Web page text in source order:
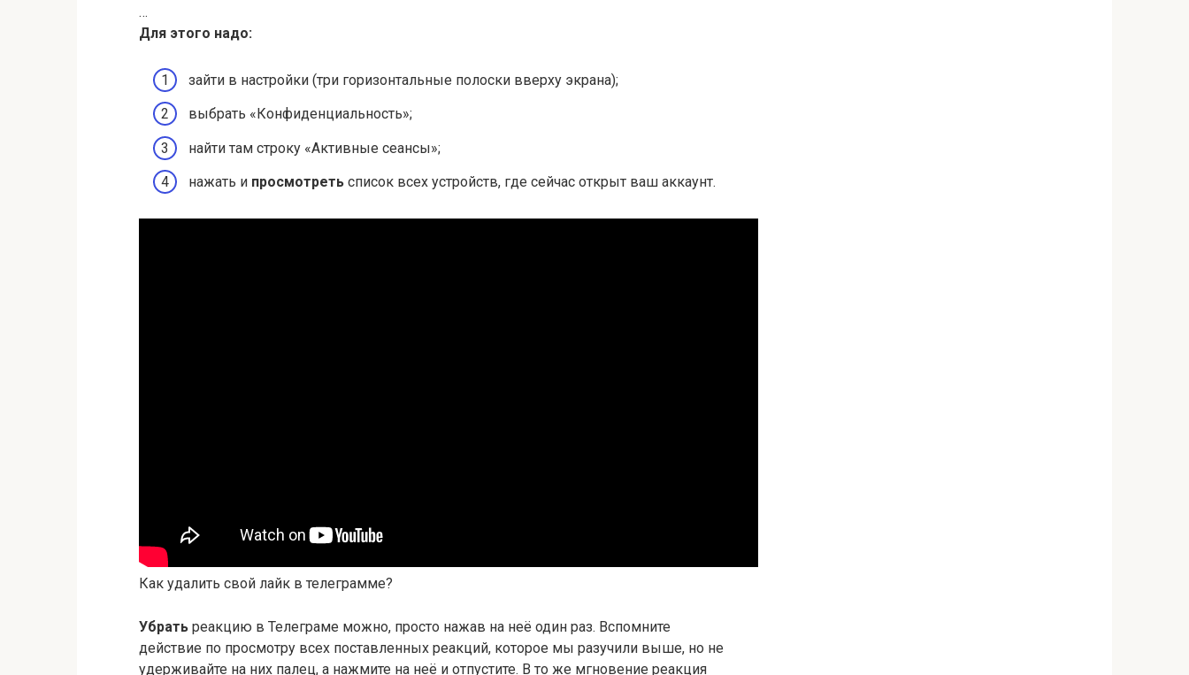
…
Для этого надо:
зайти в настройки (три горизонтальные полоски вверху экрана);
выбрать «Конфиденциальность»;
найти там строку «Активные сеансы»;
нажать и просмотреть список всех устройств, где сейчас открыт ваш аккаунт.
Как удалить свой лайк в телеграмме?
Убрать реакцию в Телеграме можно, просто нажав на неё один раз. Вспомните
действие по просмотру всех поставленных реакций, которое мы разучили выше, но не
удерживайте на них палец, а нажмите на неё и отпустите. В то же мгновение реакция